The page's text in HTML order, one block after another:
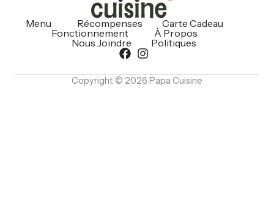
Menu Récompenses
Carte Cadeau
Fonctionnement
À Propos
Nous Joindre
Politiques
Copyright © 2026 Papa Cuisine